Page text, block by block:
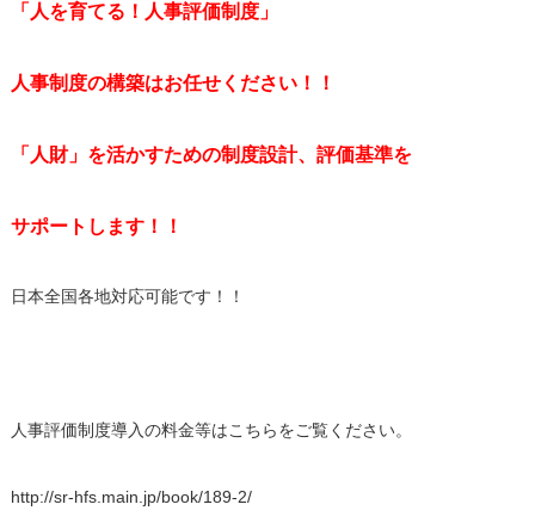
「人を育てる！人事評価制度」
人事制度の構築はお任せください！！
「人財」を活かすための制度設計、評価基準を
サポートします！！
日本全国各地対応可能です！！
人事評価制度導入の料金等はこちらをご覧ください。
http://sr-hfs.main.jp/book/189-2/